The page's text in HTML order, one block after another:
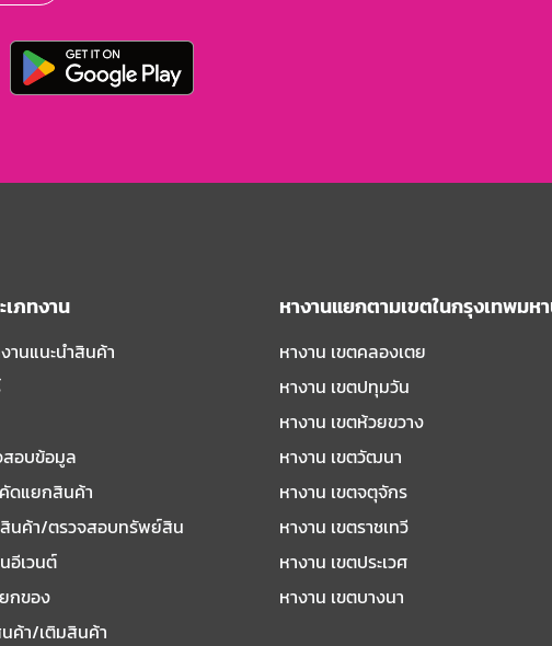
ภทงาน
นแนะนําสินค้า
อบข้อมูล
ดแยกสินค้า
นค้า/ตรวจสอบทรัพย์สิน
อีเวนต์
กของ
ค้า/เติมสินค้า
หางานแยกตามเขตในกรุงเทพมห
หางาน เขตคลองเตย
หางาน เขตปทุมวัน
หางาน เขตห้วยขวาง
หางาน เขตวัฒนา
หางาน เขตจตุจักร
หางาน เขตราชเทวี
หางาน เขตประเวศ
หางาน เขตบางนา